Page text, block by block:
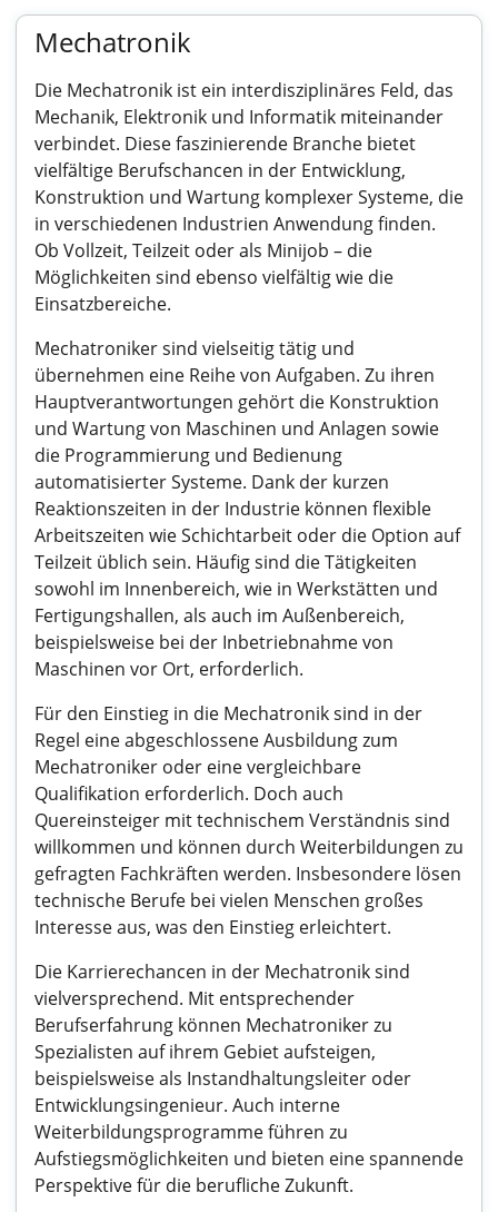
Mechatronik
Die Mechatronik ist ein interdisziplinäres Feld, das
Mechanik, Elektronik und Informatik miteinander
verbindet. Diese faszinierende Branche bietet
vielfältige Berufschancen in der Entwicklung,
Konstruktion und Wartung komplexer Systeme, die
in verschiedenen Industrien Anwendung finden.
Ob Vollzeit, Teilzeit oder als Minijob – die
Möglichkeiten sind ebenso vielfältig wie die
Einsatzbereiche.
Mechatroniker sind vielseitig tätig und
übernehmen eine Reihe von Aufgaben. Zu ihren
Hauptverantwortungen gehört die Konstruktion
und Wartung von Maschinen und Anlagen sowie
die Programmierung und Bedienung
automatisierter Systeme. Dank der kurzen
Reaktionszeiten in der Industrie können flexible
Arbeitszeiten wie Schichtarbeit oder die Option auf
Teilzeit üblich sein. Häufig sind die Tätigkeiten
sowohl im Innenbereich, wie in Werkstätten und
Fertigungshallen, als auch im Außenbereich,
beispielsweise bei der Inbetriebnahme von
Maschinen vor Ort, erforderlich.
Für den Einstieg in die Mechatronik sind in der
Regel eine abgeschlossene Ausbildung zum
Mechatroniker oder eine vergleichbare
Qualifikation erforderlich. Doch auch
Quereinsteiger mit technischem Verständnis sind
willkommen und können durch Weiterbildungen zu
gefragten Fachkräften werden. Insbesondere lösen
technische Berufe bei vielen Menschen großes
Interesse aus, was den Einstieg erleichtert.
Die Karrierechancen in der Mechatronik sind
vielversprechend. Mit entsprechender
Berufserfahrung können Mechatroniker zu
Spezialisten auf ihrem Gebiet aufsteigen,
beispielsweise als Instandhaltungsleiter oder
Entwicklungsingenieur. Auch interne
Weiterbildungsprogramme führen zu
Aufstiegsmöglichkeiten und bieten eine spannende
Perspektive für die berufliche Zukunft.